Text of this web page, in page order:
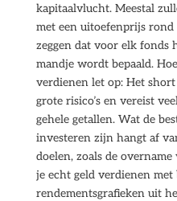
kapitaalvlucht. Meestal
met een uitoefenprijs
zeggen dat voor elk fonds
mandje wordt bepaald.
verdienen let op: Het
grote risico’s en vereist
gehele getallen. Wat de
investeren zijn hangt af
doelen, zoals de
je echt geld verdienen
rendementsgrafieken uit